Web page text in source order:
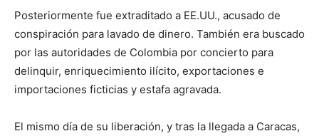
Posteriormente fue extraditado a EE.UU., acusado de
conspiración para lavado de dinero. También era buscado
por las autoridades de Colombia por concierto para
delinquir, enriquecimiento ilícito, exportaciones e
importaciones ficticias y estafa agravada.
El mismo día de su liberación, y tras la llegada a Caracas,